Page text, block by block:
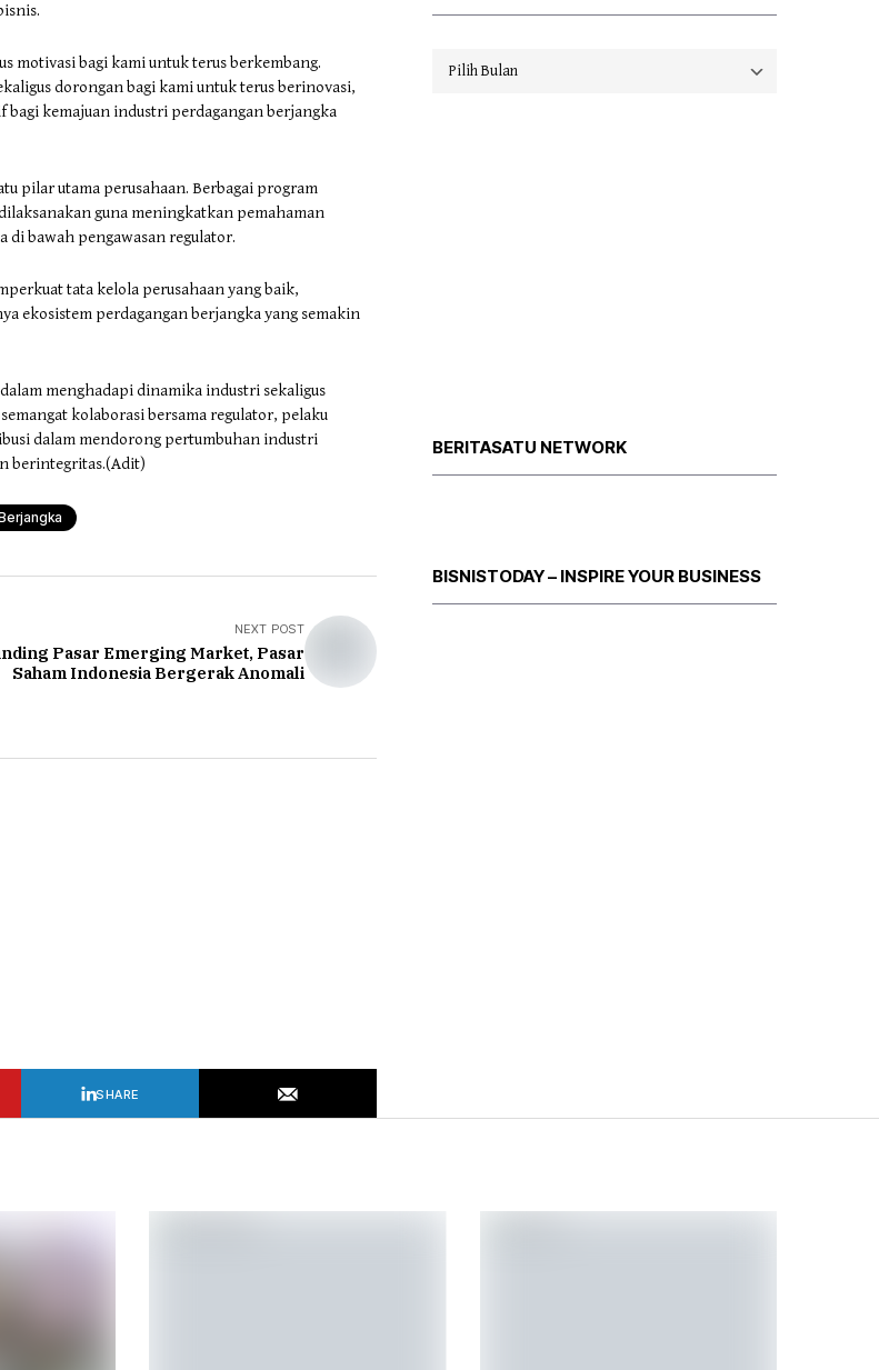
motivasi bagi kami untuk terus berkembang.
dorongan bagi kami untuk terus berinovasi,
kemajuan industri perdagangan berjangka
pilar utama perusahaan. Berbagai program
guna meningkatkan pemahaman
di bawah pengawasan regulator.
tata kelola perusahaan yang baik,
ekosistem perdagangan berjangka yang semakin
menghadapi dinamika industri sekaligus
kolaborasi bersama regulator, pelaku
dalam mendorong pertumbuhan industri
berintegritas.(Adit)
NEXT POST
Pasar Emerging Market, Pasar
Saham Indonesia Bergerak Anomali
SHARE
Arsip
BERITASATU NETWORK
BISNISTODAY – INSPIRE YOUR BUSINESS